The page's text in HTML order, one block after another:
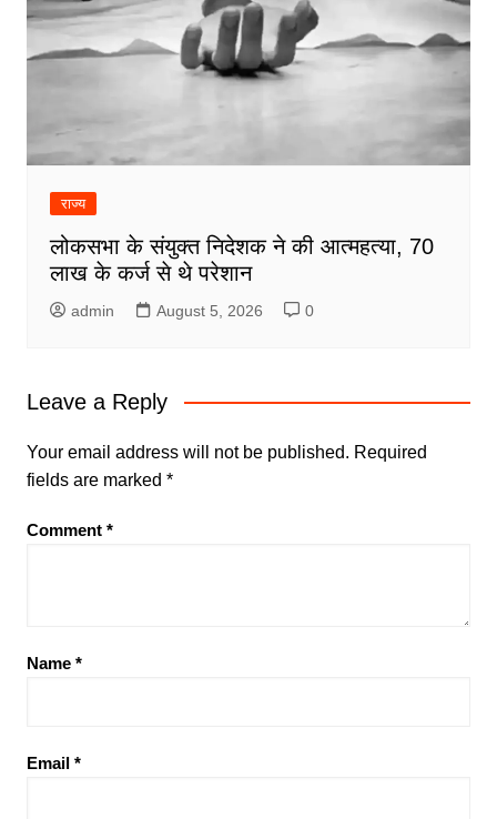
राज्य
लोकसभा के संयुक्त निदेशक ने की आत्महत्या, 70
लाख के कर्ज से थे परेशान
admin August 5, 2026 0
Leave a Reply
Your email address will not be published. Required
fields are marked *
Comment *
Name *
Email *